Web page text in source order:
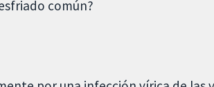
común?